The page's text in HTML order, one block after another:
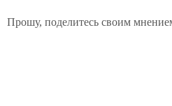
Прошу, поделитесь своим